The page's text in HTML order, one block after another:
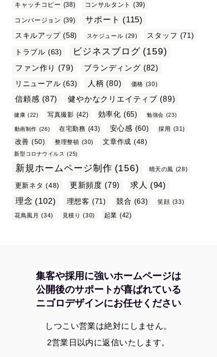
キャッチコピー (38) コンサルタント (39)
コンバージョン (39) サポート (115)
スキルアップ (58) スケジュール (29) スタッフ (71)
トラブル (63) ビジネスブログ (159)
ファン作り (79) ブランディング (82)
リニューアル (63) 人柄 (80) 価格 (30)
信頼感 (87) 健やかなクリエイティブ (89)
健康 (22) 写真撮影 (42) 効率化 (65) 勉強会 (23)
動画制作 (26) 在宅勤務 (43) 安心感 (60) 採用 (31)
改善 (50) 整理整頓 (30) 文章作成 (48)
新型コロナウイルス (25)
新規ホームページ制作 (156) 晴天の風 (28)
更新ネタ (48) 更新頻度 (79) 求人 (94)
理念 (102) 理想客 (71) 競合 (63) 笑顔 (33)
花鳥風月
(34) 見積り (30) 起業 (42)
集客や採用に強いホームページは
公開後のサポートが喜ばれている
ニゴロデザインにお任せください
しつこい営業は絶対にしません。
2営業日以内に返信いたします。